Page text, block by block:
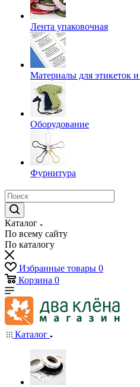
Лента упаковочная
Материалы для этикеток
Оборудование
Фурнитура
Каталог
По всему сайту
По каталогу
Избранные товары 0
Корзина 0
Каталог